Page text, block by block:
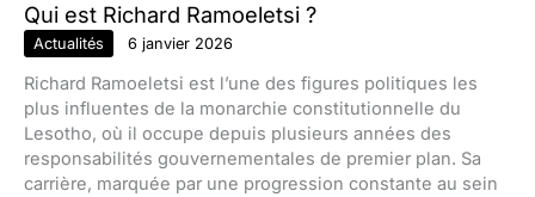
Qui est Richard Ramoeletsi ?
Actualités 6 janvier 2026
Richard Ramoeletsi est l’une des figures politiques les
plus influentes de la monarchie constitutionnelle du
Lesotho, où il occupe depuis plusieurs années des
responsabilités gouvernementales de premier plan. Sa
carrière, marquée par une progression constante au sein